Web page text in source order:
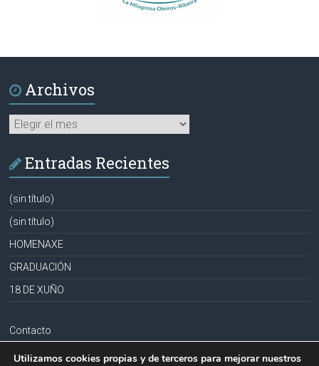
Archivos
Archivos
Entradas Recientes
(sin título)
(sin título)
HOMENAXE
GRADUACIÓN
18 DE XUÑO
Contacto
Aviso legal
Utilizamos cookies propias y de terceros para mejorar nuestros